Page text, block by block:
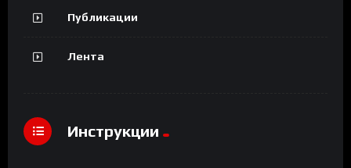
Публикации
Лента
Инструкции